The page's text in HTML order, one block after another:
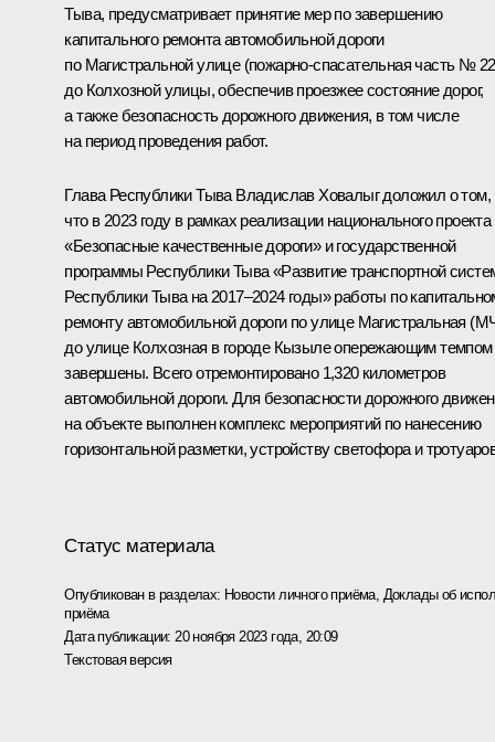
Тыва, предусматривает принятие мер по завершению
капитального ремонта автомобильной дороги
по Магистральной улице (пожарно-спасательная часть №
до Колхозной улицы, обеспечив проезжее состояние дорог,
а также безопасность дорожного движения, в том числе
на период проведения работ.
Глава Республики Тыва Владислав Ховалыг доложил о том,
что в 2023 году в рамках реализации национального проекта
«Безопасные качественные дороги» и государственной
программы Республики Тыва «Развитие транспортной
Республики Тыва на 2017–2024 годы» работы по
ремонту автомобильной дороги по улице Магистральная
до улице Колхозная в городе Кызыле опережающим темпом
завершены. Всего отремонтировано 1,320 километров
автомобильной дороги. Для безопасности дорожного
на объекте выполнен комплекс мероприятий по нанесению
горизонтальной разметки, устройству светофора и
Статус материала
Опубликован в разделах: Новости личного приёма, Доклады об
приёма
Дата публикации: 20 ноября 2023 года, 20:09
Текстовая версия